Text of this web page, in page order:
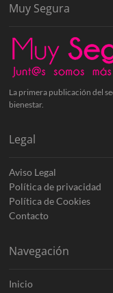
Muy Segura
La primera publicación del
bienestar.
Legal
Aviso Legal
Política de privacidad
Política de Cookies
Contacto
Navegación
Inicio